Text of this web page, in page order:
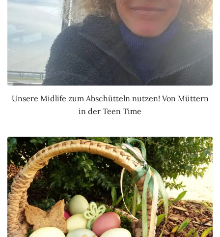
Unsere Midlife zum Abschütteln nutzen! Von Müttern
in der Teen Time